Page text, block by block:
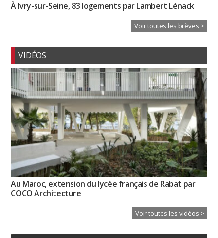
À Ivry-sur-Seine, 83 logements par Lambert Lénack
Voir toutes les brèves >
VIDÉOS
Au Maroc, extension du lycée français de Rabat par
COCO Architecture
Voir toutes les vidéos >